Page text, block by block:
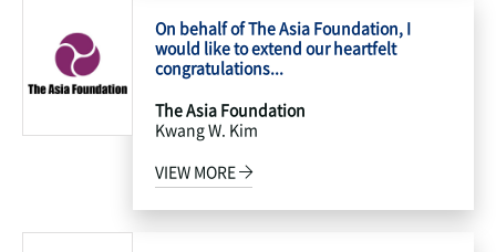
On behalf of The Asia Foundation, I
would like to extend our heartfelt
congratulations...
The Asia Foundation
Kwang W. Kim
VIEW MORE